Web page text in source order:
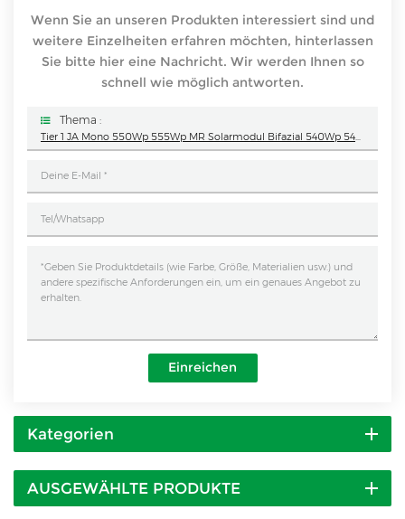
Wenn Sie an unseren Produkten interessiert sind und
weitere Einzelheiten erfahren möchten, hinterlassen
Sie bitte hier eine Nachricht. Wir werden Ihnen so
schnell wie möglich antworten.
Thema :
Tier 1 JA Mono 550Wp 555Wp MR Solarmodul Bifazial 540Wp 545Wp 550Wp MB Half Cut Technologie 400Wp 410Wp 415Wp PV-Modul
Einreichen
Kategorien
AUSGEWÄHLTE PRODUKTE